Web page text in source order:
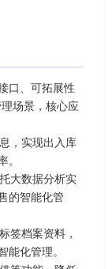
口、可拓展性
场景，核心应
，实现出入库
。
大数据分析实
的智能化管
签档案资料，
能化管理。